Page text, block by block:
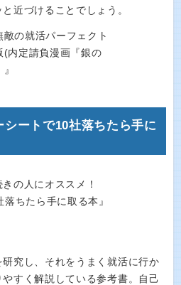
近づけることでしょう。
シートで10社落ちたら手に
の人にオススメ！
落ちたら手に取る本』
究し、それをうまく就活に行か
すく解説している参考書。自己